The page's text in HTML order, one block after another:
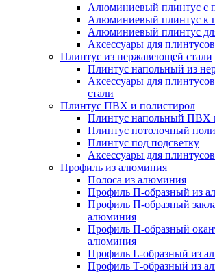
Алюминиевый плинтус с
Алюминиевый плинтус к
Алюминиевый плинтус
Аксессуары для
Плинтус из нержавеющей стали
Плинтус напольный из
Аксессуары для
стали
Плинтус ПВХ и полистирол
Плинтус напольный ПВХ
Плинтус потолочный
Плинтус под подсветку
Аксессуары для
Профиль из алюминия
Полоса из алюминия
Профиль П-образный из
Профиль П-образный
алюминия
Профиль П-образный
алюминия
Профиль L-образный из
Профиль Т-образный из